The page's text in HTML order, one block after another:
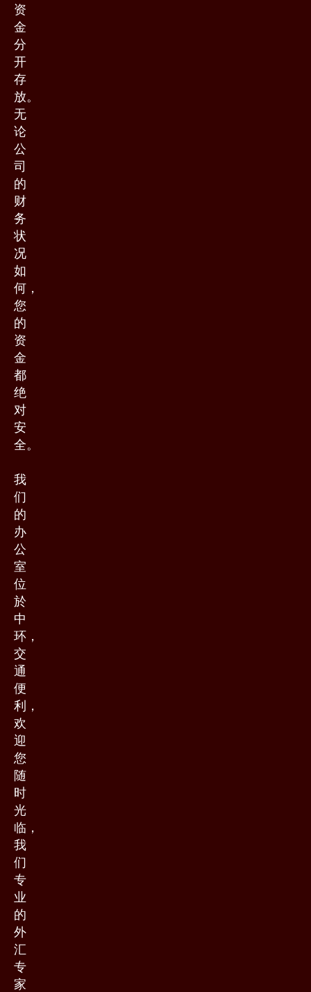
资
金
分
开
存
放。
无
论
公
司
的
财
务
状
况
如
何，
您
的
资
金
都
绝
对
安
全。
我
们
的
办
公
室
位
於
中
环，
交
通
便
利，
欢
迎
您
随
时
光
临，
我
们
专
业
的
外
汇
专
家